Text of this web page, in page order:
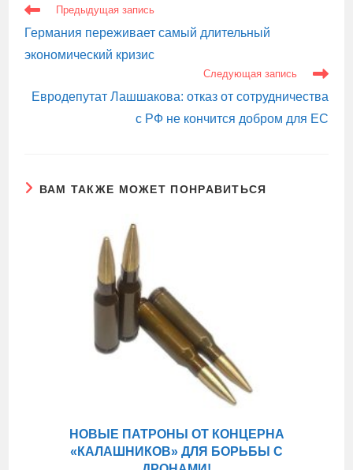
ЕЩЕ
СТАТЬИ
Предыдущая запись
Германия переживает самый длительный
экономический кризис
Следующая запись
Евродепутат Лашшакова: отказ от сотрудничества
с РФ не кончится добром для ЕС
ВАМ ТАКЖЕ МОЖЕТ ПОНРАВИТЬСЯ
НОВЫЕ ПАТРОНЫ ОТ КОНЦЕРНА
«КАЛАШНИКОВ» ДЛЯ БОРЬБЫ С